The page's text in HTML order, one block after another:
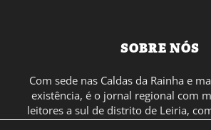
SOBRE NÓS
Com sede nas Caldas da Rainha e
existência, é o jornal regional com
leitores a sul de distrito de Leiria,